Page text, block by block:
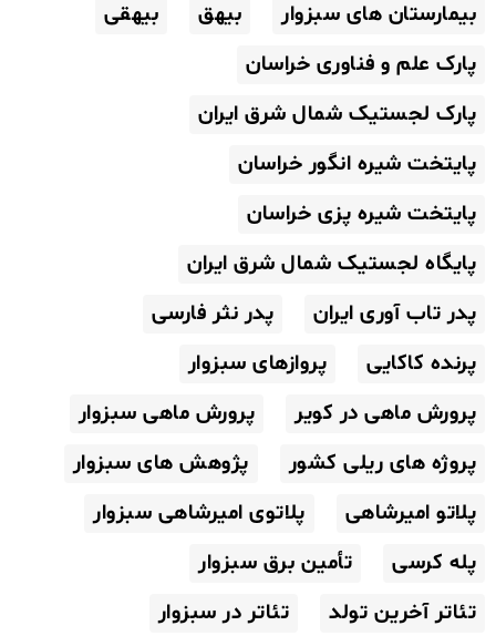
بیمارستان های سبزوار
بیهق
بیهقی
پارک علم و فناوری خراسان
پارک لجستیک شمال شرق ایران
پایتخت شیره انگور خراسان
پایتخت شیره پزی خراسان
پایگاه لجستیک شمال شرق ایران
پدر تاب آوری ایران
پدر نثر فارسی
پرنده کاکایی
پروازهای سبزوار
پرورش ماهی در کویر
پرورش ماهی سبزوار
پروژه های ریلی کشور
پژوهش های سبزوار
پلاتو امیرشاهی
پلاتوی امیرشاهی سبزوار
پله کرسی
تأمین برق سبزوار
تئاتر آخرین تولد
تئاتر در سبزوار